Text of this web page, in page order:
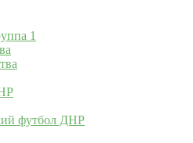
1
футбол ДНР